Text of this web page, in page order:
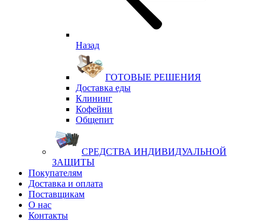
Назад
ГОТОВЫЕ РЕШЕНИЯ
Доставка еды
Клининг
Кофейни
Общепит
СРЕДСТВА ИНДИВИДУАЛЬНОЙ
ЗАЩИТЫ
Покупателям
Доставка и оплата
Поставщикам
О нас
Контакты